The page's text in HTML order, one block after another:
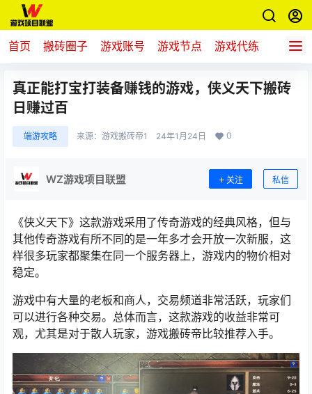
首页 搬砖圈子 游戏账号 游戏节点 游戏代练 新游推
真正能打宝打装备赚钱的游戏，侠义天下搬砖
日赚过百
端游攻略 来源： 游戏搬砖帝1 24年1月24日 0
WZ游戏项目联盟 关注 私信
《侠义天下》这款游戏采用了传奇游戏的经典风格，但与
其他传奇游戏有所不同的是一年多才会开放一次新服，这
样很多玩家都聚集在同一个服务器上，游戏内的物价相对
稳定。
游戏中有大量的老板和商人，交易频道非常活跃，玩家们
可以进行各种交易。总体而言，这款游戏的收益非常可
观，尤其是对于散人玩家，游戏搬砖帝比较推荐入手。